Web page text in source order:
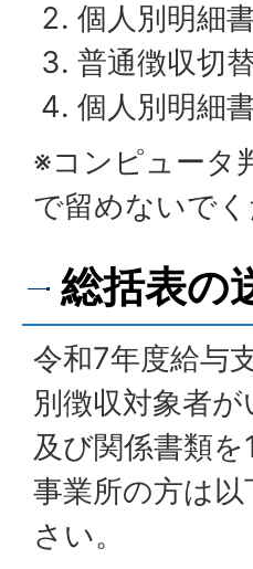
個人別明細
普通徴収切
個人別明細
※コンピュータ
で留めないでく
総括表の
令和7年度給与
別徴収対象者
及び関係書類
事業所の方は
さい。